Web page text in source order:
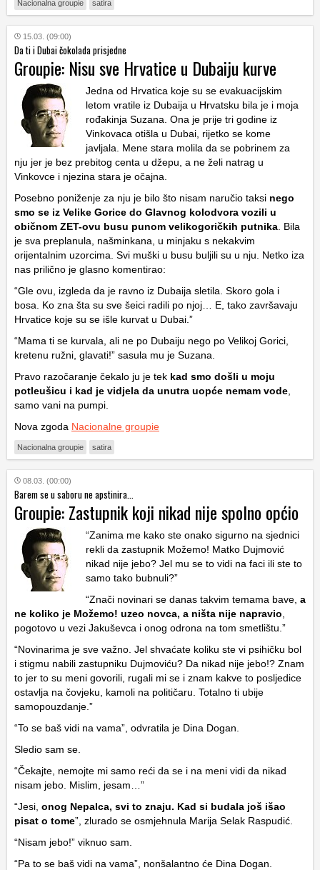
Nacionalna groupie satira
15.03. (09:00)
Da ti i Dubai čokolada prisjedne
Groupie: Nisu sve Hrvatice u Dubaiju kurve
Jedna od Hrvatica koje su se evakuacijskim
letom vratile iz Dubaija u Hrvatsku bila je i moja
rođakinja Suzana. Ona je prije tri godine iz
Vinkovaca otišla u Dubai, rijetko se kome
javljala. Mene stara molila da se pobrinem za
nju jer je bez prebitog centa u džepu, a ne želi natrag u
Vinkovce i njezina stara je očajna.
Posebno poniženje za nju je bilo što nisam naručio taksi nego
smo se iz Velike Gorice do Glavnog kolodvora vozili u
običnom ZET-ovu busu punom velikogoričkih putnika . Bila
je sva preplanula, našminkana, u minjaku s nekakvim
orijentalnim uzorcima. Svi muški u busu buljili su u nju. Netko iza
nas prilično je glasno komentirao:
“Gle ovu, izgleda da je ravno iz Dubaija sletila. Skoro gola i
bosa. Ko zna šta su sve šeici radili po njoj… E, tako završavaju
Hrvatice koje su se išle kurvat u Dubai.”
“Mama ti se kurvala, ali ne po Dubaiju nego po Velikoj Gorici,
kretenu ružni, glavati!” sasula mu je Suzana.
Pravo razočaranje čekalo ju je tek kad smo došli u moju
potleušicu i kad je vidjela da unutra uopće nemam vode
samo vani na pumpi.
Nova zgoda Nacionalne groupie
Nacionalna groupie satira
08.03. (00:00)
Barem se u saboru ne apstinira...
Groupie: Zastupnik koji nikad nije spolno općio
“Zanima me kako ste onako sigurno na sjednici
rekli da zastupnik Možemo! Matko Dujmović
nikad nije jebo? Jel mu se to vidi na faci ili ste to
samo tako bubnuli?”
“Znači novinari se danas takvim temama bave, a
ne koliko je Možemo! uzeo novca, a ništa nije napravio
pogotovo u vezi Jakuševca i onog odrona na tom smetlištu.”
“Novinarima je sve važno. Jel shvaćate koliku ste vi psihičku bol
i stigmu nabili zastupniku Dujmoviću? Da nikad nije jebo!? Znam
to jer to su meni govorili, rugali mi se i znam kakve to posljedice
ostavlja na čovjeku, kamoli na političaru. Totalno ti ubije
samopouzdanje.”
“To se baš vidi na vama”, odvratila je Dina Dogan.
Sledio sam se.
“Čekajte, nemojte mi samo reći da se i na meni vidi da nikad
nisam jebo. Mislim, jesam…”
“Jesi, onog Nepalca, svi to znaju. Kad si budala još išao
pisat o tome”, zlurado se osmjehnula Marija Selak Raspudić.
“Nisam jebo!” viknuo sam.
“Pa to se baš vidi na vama”, nonšalantno će Dina Dogan.